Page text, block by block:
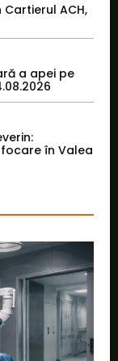
ACH,
a apei pe
în Valea